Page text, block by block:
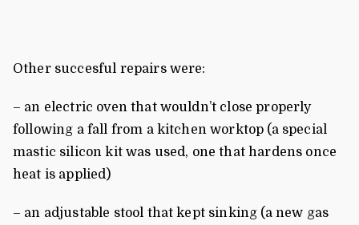
Other succesful repairs were:
– an electric oven that wouldn’t close properly
following a fall from a kitchen worktop (a special
mastic silicon kit was used, one that hardens once
heat is applied)
– an adjustable stool that kept sinking (a new gas